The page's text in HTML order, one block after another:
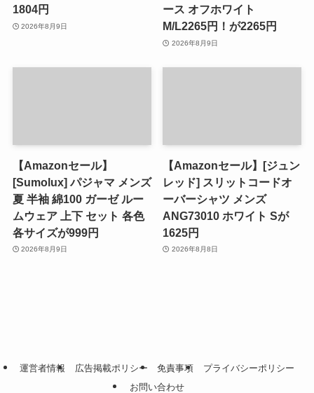
1804円
2026年8月9日
ース オフホワイト
M/L2265円！が2265円
2026年8月9日
【Amazonセール】
[Sumolux] パジャマ メンズ
夏 半袖 綿100 ガーゼ ルー
ムウェア 上下 セット 各色
各サイズが999円
2026年8月9日
【Amazonセール】[ジュン
レッド] スリットコードオ
ーバーシャツ メンズ
ANG73010 ホワイト Sが
1625円
2026年8月8日
運営者情報 広告掲載ポリシー 免責事項
プライバシーポリシー
お問い合わせ